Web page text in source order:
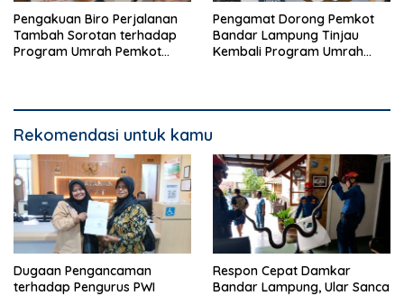
Pengakuan Biro Perjalanan
Tambah Sorotan terhadap
Program Umrah Pemkot
Pengamat Dorong Pemkot
Bandar Lampung Tinjau
Kembali Program Umrah
Rekomendasi untuk kamu
Dugaan Pengancaman
terhadap Pengurus PWI
Respon Cepat Damkar
Bandar Lampung, Ular Sanca